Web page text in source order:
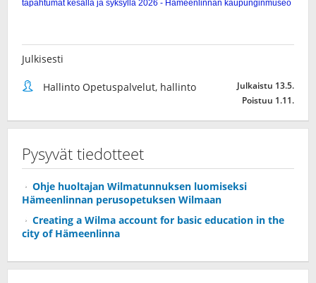
Julkisesti
Hallinto Opetuspalvelut, hallinto
Julkaistu 13.5.
Poistuu 1.11.
Pysyvät tiedotteet
Ohje huoltajan Wilmatunnuksen luomiseksi
Hämeenlinnan perusopetuksen Wilmaan
Creating a Wilma account for basic education in the
city of Hämeenlinna